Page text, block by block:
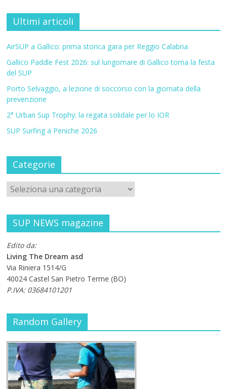
Ultimi articoli
AirSUP a Gallico: prima storica gara per Reggio Calabria
Gallico Paddle Fest 2026: sul lungomare di Gallico torna la festa
del SUP
Porto Selvaggio, a lezione di soccorso con la giornata della
prevenzione
2° Urban Sup Trophy: la regata solidale per lo IOR
SUP Surfing a Peniche 2026
Categorie
SUP NEWS magazine
Edito da:
Living The Dream asd
Via Riniera 1514/G
40024 Castel San Pietro Terme (BO)
P.IVA: 03684101201
Random Gallery